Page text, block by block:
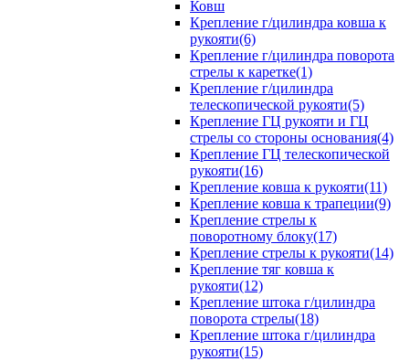
Ковш
Крепление г/цилиндра ковша к
рукояти(6)
Крепление г/цилиндра поворота
стрелы к каретке(1)
Крепление г/цилиндра
телескопической рукояти(5)
Крепление ГЦ рукояти и ГЦ
стрелы со стороны основания(4)
Крепление ГЦ телескопической
рукояти(16)
Крепление ковша к рукояти(11)
Крепление ковша к трапеции(9)
Крепление стрелы к
поворотному блоку(17)
Крепление стрелы к рукояти(14)
Крепление тяг ковша к
рукояти(12)
Крепление штока г/цилиндра
поворота стрелы(18)
Крепление штока г/цилиндра
рукояти(15)